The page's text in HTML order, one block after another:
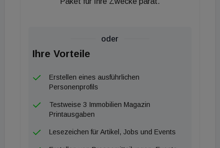
hohes Maß an Flexibilität für unterschiedliche
Investment wurde von Schönherr Rechtsanwälte
und tpa austria beraten.
oder
Ihre Vorteile
Erstellen eines ausführlichen
Personenprofils
Testweise 3 Immobilien Magazin
Printausgaben
Lesezeichen für Artikel, Jobs und Events